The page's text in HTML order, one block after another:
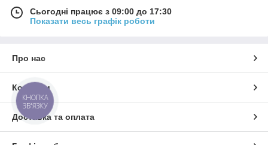
Сьогодні працює з 09:00 до 17:30
Показати весь графік роботи
Про нас
Контакти
Доставка та оплата
КНОПКА
ЗВ'ЯЗКУ